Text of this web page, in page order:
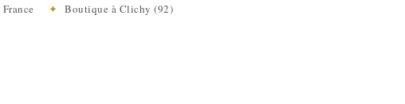
France ✦ Boutique à Clichy (92)